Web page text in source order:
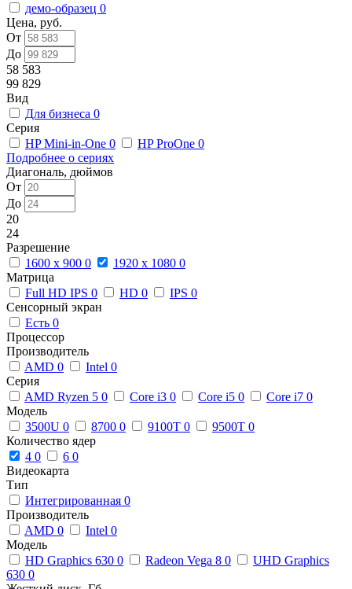
демо-образец 0
Цена, руб.
От
До
58 583
99 829
Вид
Для бизнеса 0
Серия
HP Mini-in-One 0 HP ProOne 0
Подробнее о сериях
Диагональ, дюймов
От
До
20
24
Разрешение
1600 x 900 0 1920 x 1080 0
Матрица
Full HD IPS 0 HD 0 IPS 0
Сенсорный экран
Есть 0
Процессор
Производитель
AMD 0 Intel 0
Серия
AMD Ryzen 5 0 Core i3 0 Core i5 0 Core i7 0
Модель
3500U 0 8700 0 9100T 0 9500T 0
Количество ядер
4 0 6 0
Видеокарта
Тип
Интегрированная 0
Производитель
AMD 0 Intel 0
Модель
HD Graphics 630 0 Radeon Vega 8 0
UHD Graphics
630 0